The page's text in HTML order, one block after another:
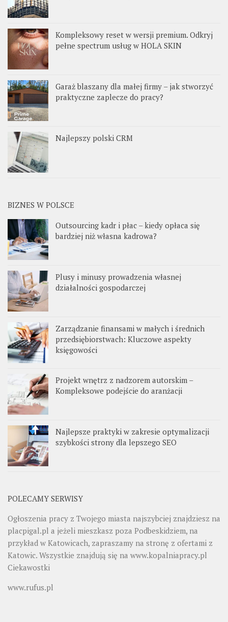
Kompleksowy reset w wersji premium. Odkryj
pełne spectrum usług w HOLA SKIN
Garaż blaszany dla małej firmy – jak stworzyć
praktyczne zaplecze do pracy?
Najlepszy polski CRM
BIZNES W POLSCE
Outsourcing kadr i płac – kiedy opłaca się
bardziej niż własna kadrowa?
Plusy i minusy prowadzenia własnej
działalności gospodarczej
Zarządzanie finansami w małych i średnich
przedsiębiorstwach: Kluczowe aspekty
księgowości
Projekt wnętrz z nadzorem autorskim –
Kompleksowe podejście do aranżacji
Najlepsze praktyki w zakresie optymalizacji
szybkości strony dla lepszego SEO
POLECAMY SERWISY
Ogłoszenia pracy z Twojego miasta najszybciej znajdziesz na
placpigal.pl a jeżeli mieszkasz poza Podbeskidziem, na
przykład w Katowicach, zapraszamy na stronę z ofertami z
Katowic. Wszystkie znajdują się na www.kopalniapracy.pl
Ciekawostki
www.rufus.pl